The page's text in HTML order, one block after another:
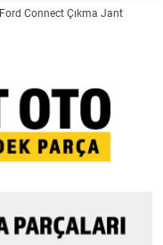
Ford Connect Çıkma Jant